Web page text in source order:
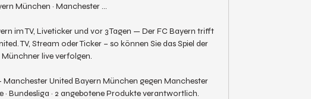
München · Manchester ...
im TV, Liveticker und vor 3 Tagen — Der FC Bayern trifft
TV, Stream oder Ticker – so können Sie das Spiel der
Münchner live verfolgen.
Manchester United Bayern München gegen Manchester
· Bundesliga · 2 angebotene Produkte verantwortlich.